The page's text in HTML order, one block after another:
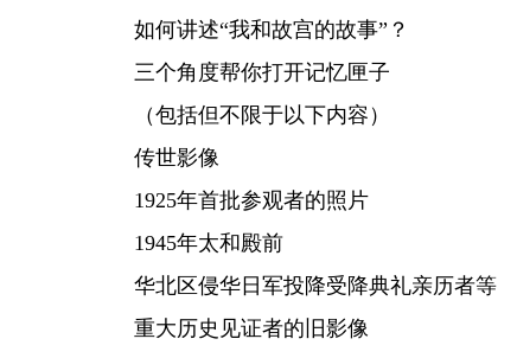
如何讲述“我和故宫的故事”？
三个角度帮你打开记忆匣子
（包括但不限于以下内容）
传世影像
1925年首批参观者的照片
1945年太和殿前
华北区侵华日军投降受降典礼亲历者等
重大历史见证者的旧影像